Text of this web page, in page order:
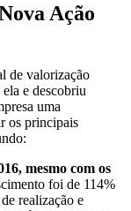
Ação
de valorização
e descobriu
uma
os principais
mesmo com os
foi de 114%
realização e